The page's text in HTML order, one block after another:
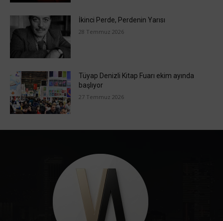
İkinci Perde, Perdenin Yarısı
28 Temmuz 2026
Tüyap Denizli Kitap Fuarı ekim ayında
başlıyor
27 Temmuz 2026